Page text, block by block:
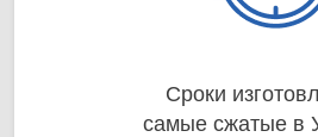
Сроки
самые сжатые в